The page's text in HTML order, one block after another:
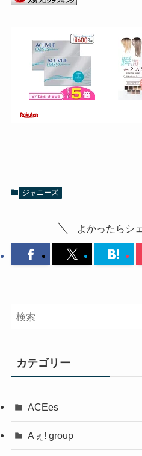
ジャニーズ
よかったらシ
カテゴリー
ACEes
Aぇ! group